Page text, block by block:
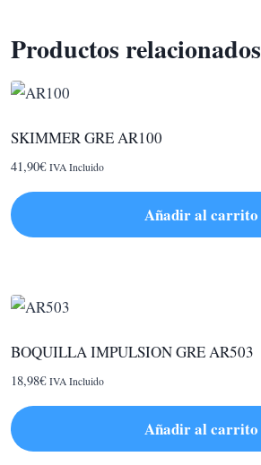
Productos relacionados
SKIMMER GRE AR100
41,90€ IVA Incluido
Añadir al carrito
BOQUILLA IMPULSION GRE AR503
18,98€ IVA Incluido
Añadir al carrito